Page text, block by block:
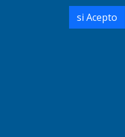
si Acepto